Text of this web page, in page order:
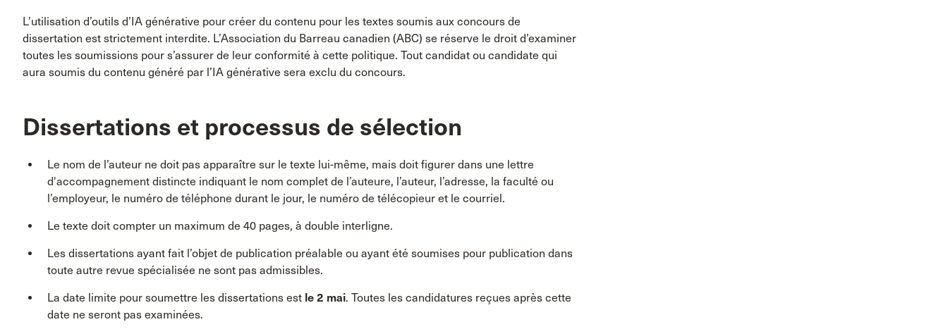
L’utilisation d’outils d’IA générative pour créer du contenu pour les textes soumis aux concours de
dissertation est strictement interdite. L’Association du Barreau canadien (ABC) se réserve le droit d’examiner
toutes les soumissions pour s’assurer de leur conformité à cette politique. Tout candidat ou candidate qui
aura soumis du contenu généré par l’IA générative sera exclu du concours.
Dissertations et processus de sélection
Le nom de l’auteur ne doit pas apparaître sur le texte lui-même, mais doit figurer dans une lettre
d'accompagnement distincte indiquant le nom complet de l’auteure, l’auteur, l’adresse, la faculté ou
l’employeur, le numéro de téléphone durant le jour, le numéro de télécopieur et le courriel.
Le texte doit compter un maximum de 40 pages, à double interligne.
Les dissertations ayant fait l’objet de publication préalable ou ayant été soumises pour publication dans
toute autre revue spécialisée ne sont pas admissibles.
La date limite pour soumettre les dissertations est le 2 mai. Toutes les candidatures reçues après cette
date ne seront pas examinées.